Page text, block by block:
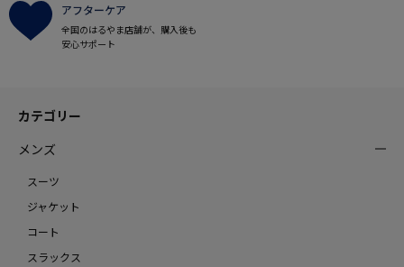
アフターケア
全国のはるやま店舗が、購入後も
安心サポート
カテゴリー
メンズ
スーツ
ジャケット
コート
スラックス